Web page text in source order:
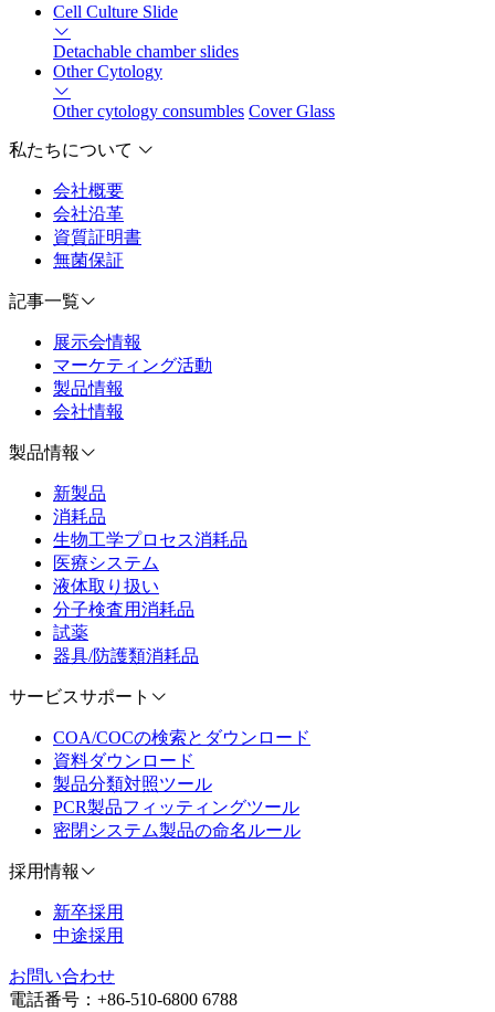
Cell Culture Slide
Detachable chamber slides
Other Cytology
Other cytology consumbles Cover Glass
私たちについて
会社概要
会社沿革
資質証明書
無菌保証
記事一覧
展示会情報
マーケティング活動
製品情報
会社情報
製品情報
新製品
消耗品
生物工学プロセス消耗品
医療システム
液体取り扱い
分子検査用消耗品
試薬
器具/防護類消耗品
サービスサポート
COA/COCの検索とダウンロード
資料ダウンロード
製品分類対照ツール
PCR製品フィッティングツール
密閉システム製品の命名ルール
採用情報
新卒採用
中途採用
お問い合わせ
電話番号：+86-510-6800 6788